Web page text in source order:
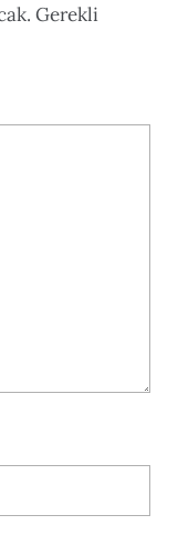
Gerekli